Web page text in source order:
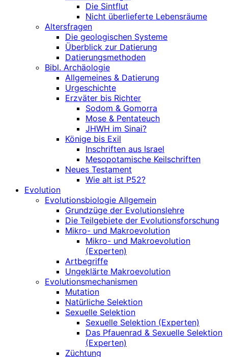
Die Sintflut
Nicht überlieferte Lebensräume
Altersfragen
Die geologischen Systeme
Überblick zur Datierung
Datierungsmethoden
Bibl. Archäologie
Allgemeines & Datierung
Urgeschichte
Erzväter bis Richter
Sodom & Gomorra
Mose & Pentateuch
JHWH im Sinai?
Könige bis Exil
Inschriften aus Israel
Mesopotamische Keilschriften
Neues Testament
Wie alt ist P52?
Evolution
Evolutionsbiologie Allgemein
Grundzüge der Evolutionslehre
Die Teilgebiete der Evolutionsforschung
Mikro- und Makroevolution
Mikro- und Makroevolution
(Experten)
Artbegriffe
Ungeklärte Makroevolution
Evolutionsmechanismen
Mutation
Natürliche Selektion
Sexuelle Selektion
Sexuelle Selektion (Experten)
Das Pfauenrad & Sexuelle Selektion
(Experten)
Züchtung